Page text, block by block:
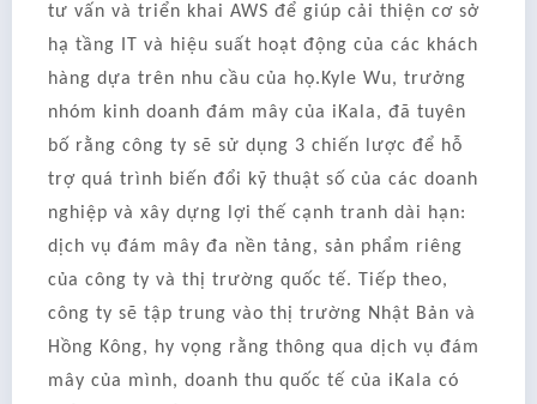
tư vấn và triển khai AWS để giúp cải thiện cơ sở
hạ tầng IT và hiệu suất hoạt động của các khách
hàng dựa trên nhu cầu của họ.Kyle Wu, trưởng
nhóm kinh doanh đám mây của iKala, đã tuyên
bố rằng công ty sẽ sử dụng 3 chiến lược để hỗ
trợ quá trình biến đổi kỹ thuật số của các doanh
nghiệp và xây dựng lợi thế cạnh tranh dài hạn:
dịch vụ đám mây đa nền tảng, sản phẩm riêng
của công ty và thị trường quốc tế. Tiếp theo,
công ty sẽ tập trung vào thị trường Nhật Bản và
Hồng Kông, hy vọng rằng thông qua dịch vụ đám
mây của mình, doanh thu quốc tế của iKala có